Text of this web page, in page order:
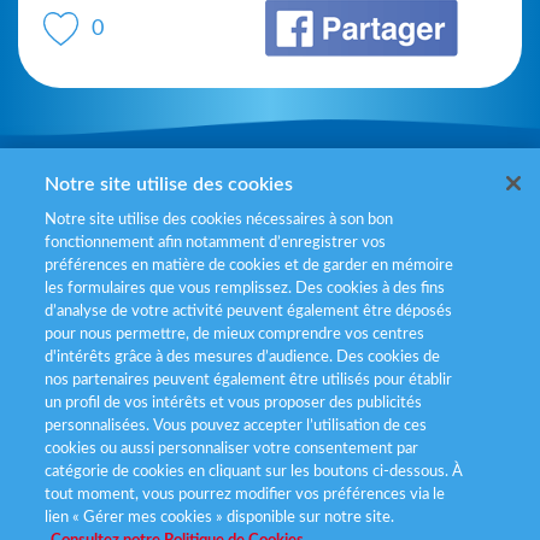
0
Mentions légales
Politiques de gestion des cookies
Politique données personnelles
Services consommateurs
Déclaration d’accessibilité
Notre site utilise des cookies
Notre site utilise des cookies nécessaires à son bon
fonctionnement afin notamment d’enregistrer vos
préférences en matière de cookies et de garder en mémoire
les formulaires que vous remplissez. Des cookies à des fins
d’analyse de votre activité peuvent également être déposés
pour nous permettre, de mieux comprendre vos centres
d'intérêts grâce à des mesures d’audience. Des cookies de
nos partenaires peuvent également être utilisés pour établir
un profil de vos intérêts et vous proposer des publicités
personnalisées. Vous pouvez accepter l’utilisation de ces
cookies ou aussi personnaliser votre consentement par
catégorie de cookies en cliquant sur les boutons ci-dessous. À
tout moment, vous pourrez modifier vos préférences via le
lien « Gérer mes cookies » disponible sur notre site.